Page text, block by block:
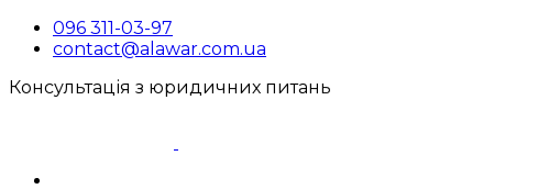
096 311-03-97
contact@alawar.com.ua
Консультація з юридичних питань